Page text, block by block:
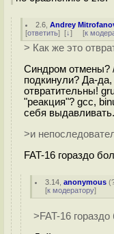
2.6 ,Andrey
[ответить] [↓] [к
> Как же это
Синдром отмены?
подкинули? Да-
отвратительны!
"реакция"? gcc,
себя выдавливать.
>и
FAT-16 гораздо
3.14 ,anonymous (
[к модератору]
>FAT-16